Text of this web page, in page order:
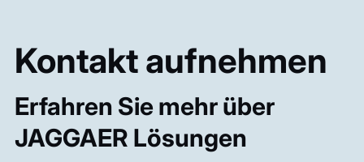
Kontakt aufnehmen
Erfahren Sie mehr über
JAGGAER Lösungen